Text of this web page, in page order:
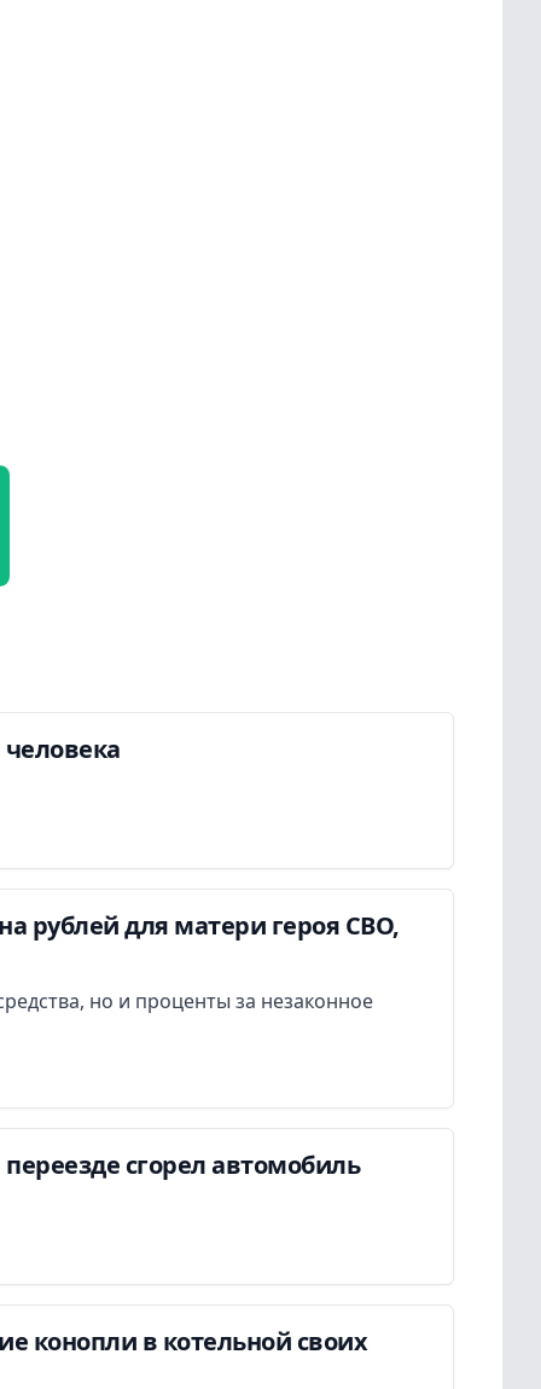
рублей для матери героя СВО,
но и проценты за незаконное
сгорел автомобиль
конопли в котельной своих